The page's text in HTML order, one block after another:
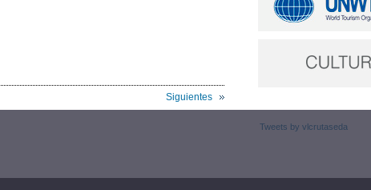
Siguientes
Tweets by vlcrutaseda